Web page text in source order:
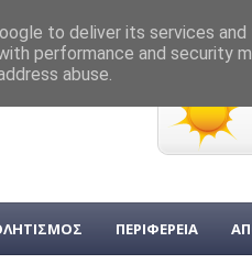
ΠΕΡΙΦΕΡΕΙΑ
to deliver its services
performance and security
abuse.